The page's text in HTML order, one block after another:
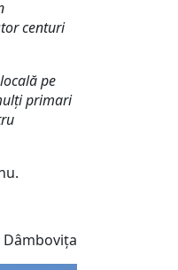
centuri
pe
primari